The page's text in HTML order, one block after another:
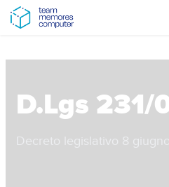
D.Lgs 231/
Decreto legislativo 8